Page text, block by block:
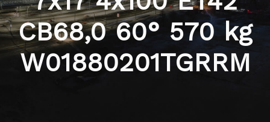
CB68,0 60° 570 kg
W01880201TGRRM